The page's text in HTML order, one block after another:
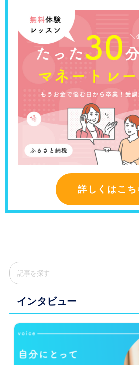
詳しくはこち
インタビュー